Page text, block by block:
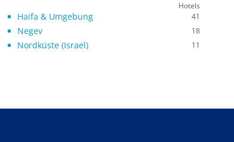
Hotels
Haifa & Umgebung 41
Negev 18
Nordküste (Israel) 11